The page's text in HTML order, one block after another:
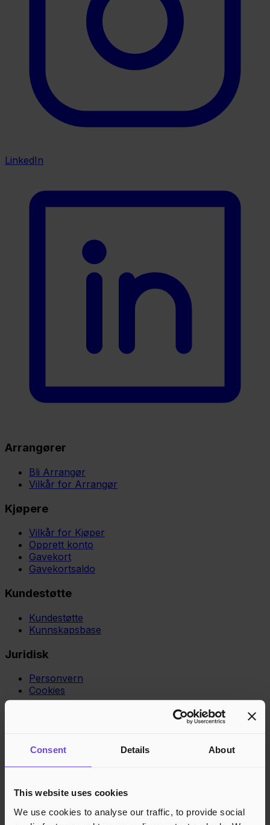
Consent Details About
This website uses cookies
We use cookies to analyse our traffic, to provide social
LinkedIn
Arrangører
Bli Arrangør
Vilkår for Arrangør
Kjøpere
Vilkår for Kjøper
Opprett konto
Gavekort
Gavekortsaldo
Kundestøtte
Kundestøtte
Kunnskapsbase
Juridisk
Personvern
Cookies
Tyskland Global
Deutsch Français
Godkjente betalingsmetoder